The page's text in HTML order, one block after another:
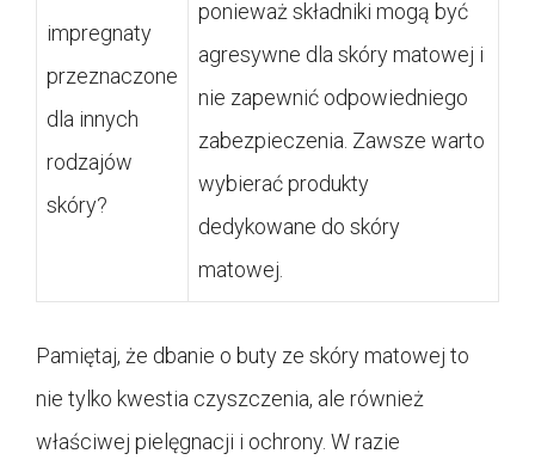
impregnaty
przeznaczone
dla innych
rodzajów
skóry?
ponieważ składniki mogą być
agresywne dla skóry matowej i
nie zapewnić odpowiedniego
zabezpieczenia. Zawsze warto
wybierać produkty
dedykowane do skóry
matowej.
Pamiętaj, że dbanie o buty ze skóry matowej to
nie tylko kwestia czyszczenia, ale również
właściwej pielęgnacji i ochrony. W razie